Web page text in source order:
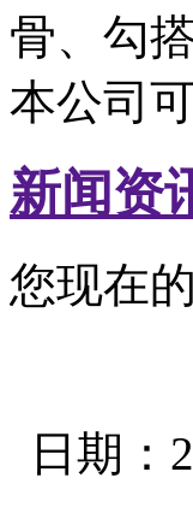
骨、勾
本公司
新闻资
您现在
日期